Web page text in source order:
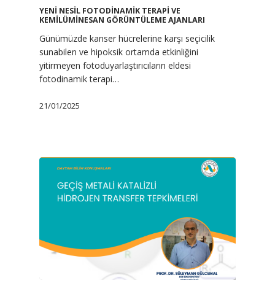
YENİ NESİL FOTODİNAMİK TERAPİ VE
KEMİLÜMİNESAN GÖRÜNTÜLEME AJANLARI
Günümüzde kanser hücrelerine karşı seçicilik
sunabilen ve hipoksik ortamda etkinliğini
yitirmeyen fotoduyarlaştırıcıların eldesi
fotodinamik terapi…
21/01/2025